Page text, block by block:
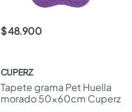
$ 48.900
CUPERZ
Tapete grama Pet Huella
morado 50x60cm Cuperz